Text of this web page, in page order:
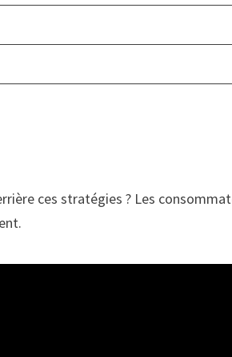
ces stratégies ? Les